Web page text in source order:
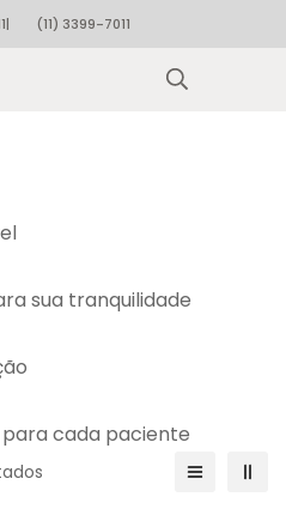
|
(11) 3399-7011
sua tranquilidade
para cada paciente